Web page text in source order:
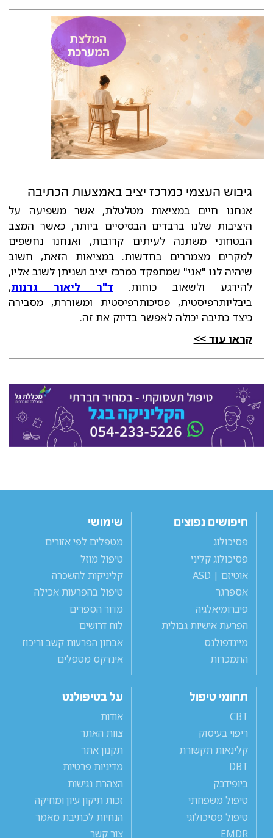
המלצת
המערכת
גיבוש העצמי כמרכז יציב באמצעות הכתיבה
אנחנו חיים במציאות מטלטלת, אשר משפיעה על
היציבות שלנו ברבדים הבסיסיים ביותר, כאשר המצב
הבטחוני משתנה לעיתים קרובות, ואנחנו נחשפים
למקרים מצמררים בחדשות. במציאות הזאת, חשוב
שיהיה לנו "אני" שמתפקד כמרכז יציב ושניתן לשוב אליו,
להירגע ולשאוב כוחות.ד"ר ליאור גרנות,
ביבליותרפיסטית, פסיכותרפיסטית ומשוררת, מסבירה
כיצד כתיבה יכולה לאפשר בדיוק את זה.
קראו עוד >>
חיפושים נפוצים
פסיכולוג
פסיכולוג קליני
אוטיזם | ASD
אספרגר
פיברומיאלגיה
הפרעת אישיות גבולית
מיינדפולנס
התמכרות
שימושי
מטפלים לפי אזורים
טיפול מוזל
קליניקות להשכרה
טיפול בהפרעות אכילה
מדור הספרים
לוח דרושים
אבחון הפרעות קשב וריכוז
אינדקס מטפלים
תחומי טיפול
CBT
ריפוי בעיסוק
קלינאות תקשורת
DBT
ביופידבק
טיפול משפחתי
טיפול פסיכולוגי
EMDR
על בטיפולנט
אודות
צוות האתר
תקנון אתר
מדיניות פרטיות
הצהרת נגישות
זכות תיקון עיון ומחיקה
הנחיות לכתיבת מאמר
צור קשר